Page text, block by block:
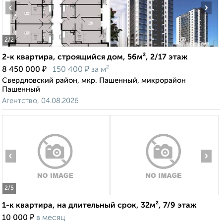
2/2
‹ ›
2-к квартира, строящийся дом, 56м², 2/17 этаж
8 450 000 ₽ 150 400 ₽ за м²
Свердловский район, мкр. Пашенный, микрорайон
Пашенный
Агентство, 04.08.2026
2/5
‹ ›
1-к квартира, на длительный срок, 32м², 7/9 этаж
10 000 ₽ в месяц